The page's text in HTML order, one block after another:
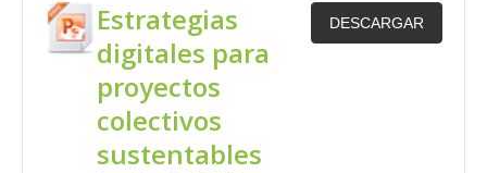
Estrategias
digitales para
proyectos
colectivos
sustentables
DESCARGAR